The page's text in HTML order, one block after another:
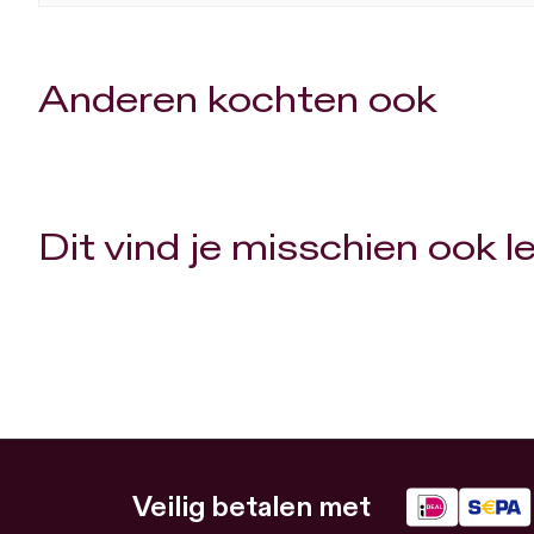
Anderen kochten ook
Dit vind je misschien ook
Veilig betalen met